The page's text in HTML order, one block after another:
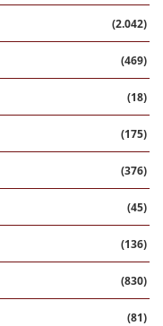
(2.042)
(469)
(18)
(175)
(376)
(45)
(136)
(830)
(81)